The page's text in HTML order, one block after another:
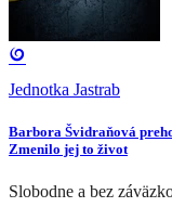
Jednotka Jastrab
Barbora Švidraňová
Zmenilo jej to život
Slobodne a bez